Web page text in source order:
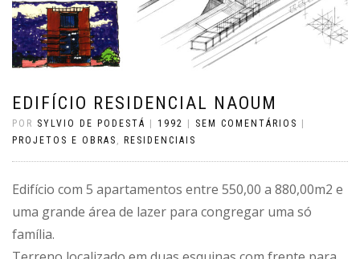
EDIFÍCIO RESIDENCIAL NAOUM
POR SYLVIO DE PODESTÁ | 1992 | SEM COMENTÁRIOS |
PROJETOS E OBRAS
RESIDENCIAIS
Edifício com 5 apartamentos entre 550,00 a 880,00m2 e
uma grande área de lazer para congregar uma só
família.